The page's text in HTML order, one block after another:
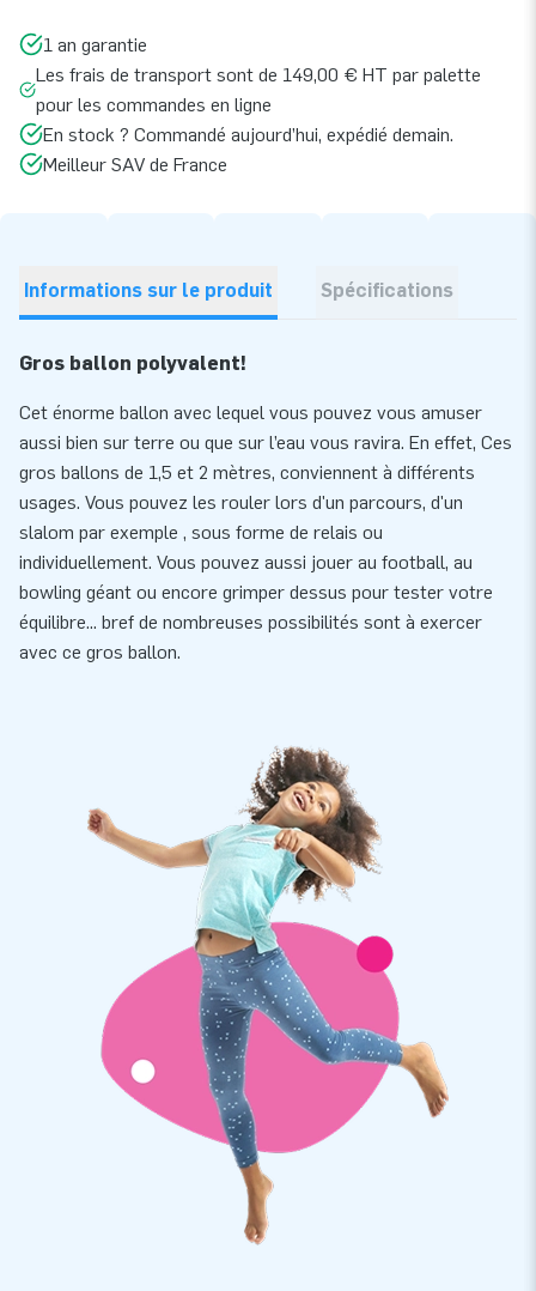
1 an garantie
Les frais de transport sont de 149,00 € HT par palette
pour les commandes en ligne
En stock ? Commandé aujourd’hui, expédié demain.
Meilleur SAV de France
Informations sur le produit Spécifications
Gros ballon polyvalent!
Cet énorme ballon avec lequel vous pouvez vous amuser
aussi bien sur terre ou que sur l’eau vous ravira. En effet, Ces
gros ballons de 1,5 et 2 mètres, conviennent à différents
usages. Vous pouvez les rouler lors d'un parcours, d'un
slalom par exemple , sous forme de relais ou
individuellement. Vous pouvez aussi jouer au football, au
bowling géant ou encore grimper dessus pour tester votre
équilibre... bref de nombreuses possibilités sont à exercer
avec ce gros ballon.